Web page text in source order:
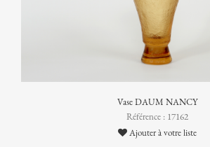
Vase DAUM NANCY
Référence : 17162
Ajouter à votre liste